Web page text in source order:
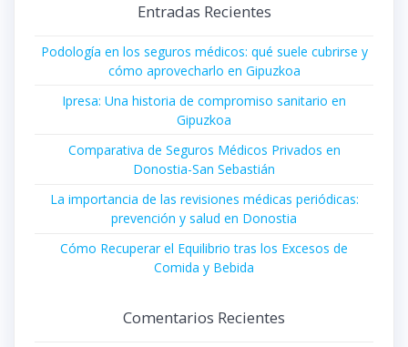
Entradas Recientes
Podología en los seguros médicos: qué suele cubrirse y
cómo aprovecharlo en Gipuzkoa
Ipresa: Una historia de compromiso sanitario en
Gipuzkoa
Comparativa de Seguros Médicos Privados en
Donostia-San Sebastián
La importancia de las revisiones médicas periódicas:
prevención y salud en Donostia
Cómo Recuperar el Equilibrio tras los Excesos de
Comida y Bebida
Comentarios Recientes